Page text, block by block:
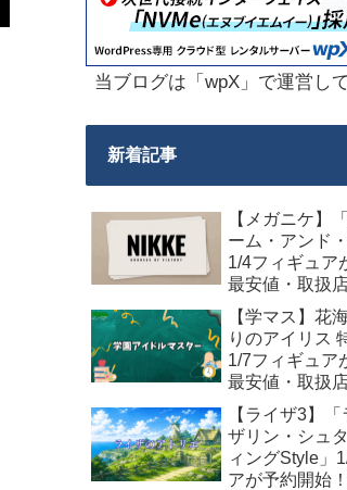
当ブログは「wpX」で運営し
新着記事
【メガニケ】
ーム・アンド
1/4フィギュア
最安値・取扱
【2027年10月
【学マス】花
りのアイリス
1/7フィギュア
最安値・取扱
【2027年4月発
【ライザ3】
ザリン・シュ
ィングStyle」
アが予約開始